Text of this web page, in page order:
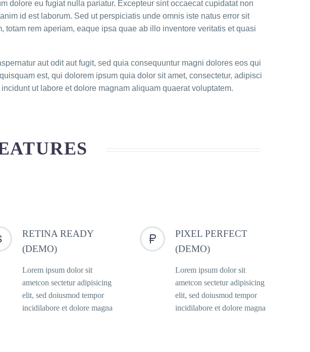
dolore eu fugiat nulla pariatur. Excepteur sint occaecat cupidatat non
id est laborum. Sed ut perspiciatis unde omnis iste natus error sit
rem aperiam, eaque ipsa quae ab illo inventore veritatis et quasi
aut odit aut fugit, sed quia consequuntur magni dolores eos qui
est, qui dolorem ipsum quia dolor sit amet, consectetur, adipisci
ut labore et dolore magnam aliquam quaerat voluptatem.
RETINA READY
(DEMO)
Lorem ipsum dolor sit
ametcon sectetur adipisicing
elit, sed doiusmod tempor
incidilabore et dolore magna


PIXEL PERFECT
(DEMO)
Lorem ipsum dolor sit
ametcon sectetur adipisicing
elit, sed doiusmod tempor
incidilabore et dolore magna